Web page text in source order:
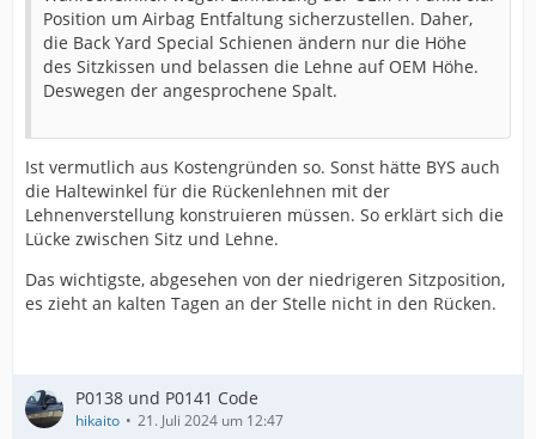
Position um Airbag Entfaltung sicherzustellen. Daher,
die Back Yard Special Schienen ändern nur die Höhe
des Sitzkissen und belassen die Lehne auf OEM Höhe.
Deswegen der angesprochene Spalt.
Ist vermutlich aus Kostengründen so. Sonst hätte BYS auch
die Haltewinkel für die Rückenlehnen mit der
Lehnenverstellung konstruieren müssen. So erklärt sich die
Lücke zwischen Sitz und Lehne.
Das wichtigste, abgesehen von der niedrigeren Sitzposition,
es zieht an kalten Tagen an der Stelle nicht in den Rücken.
P0138 und P0141 Code
hikaito 21. Juli 2024 um 12:47